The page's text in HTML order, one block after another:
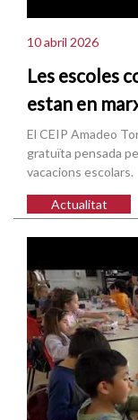
10 abril 2026
Les escoles
estan en
El CEIP Amadeo
gratuïta pensada
vacacions escolars.
Actualitat